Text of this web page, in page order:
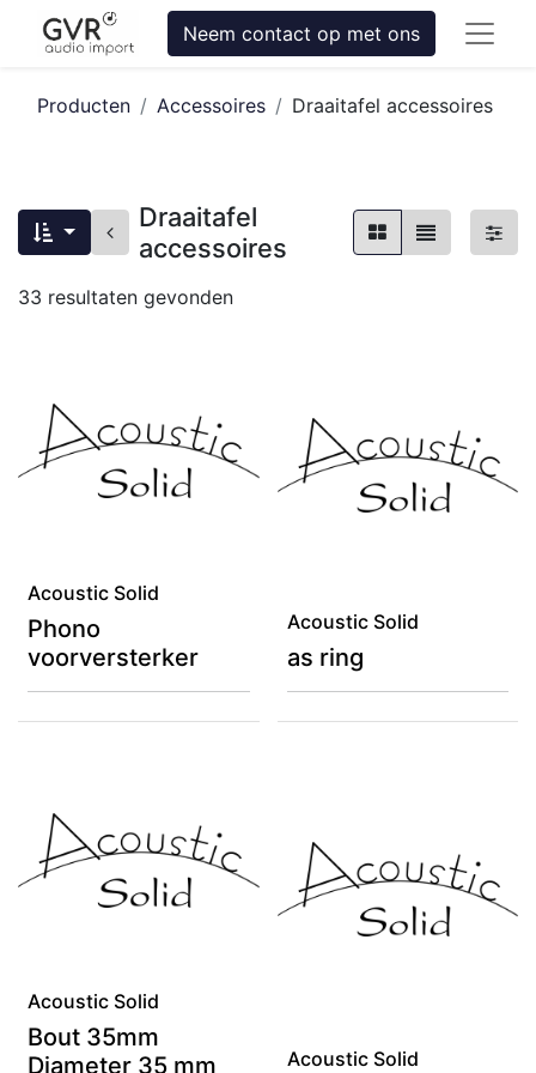
Neem contact op met ons
Producten Accessoires Draaitafel accessoires
Draaitafel
accessoires
33 resultaten gevonden
Acoustic Solid
Phono
voorversterker
Acoustic Solid
as ring
Acoustic Solid
Bout 35mm
Diameter 35 mm
Acoustic Solid